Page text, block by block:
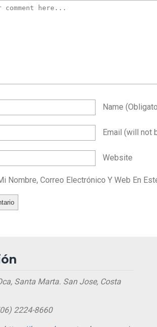
Name
Email (will not
Website
Nombre, Correo Electrónico Y Web En
Santa Marta. San Jose, Costa
2224-8660